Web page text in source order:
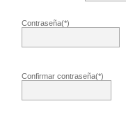
Contraseña(*)
Confirmar contraseña(*)